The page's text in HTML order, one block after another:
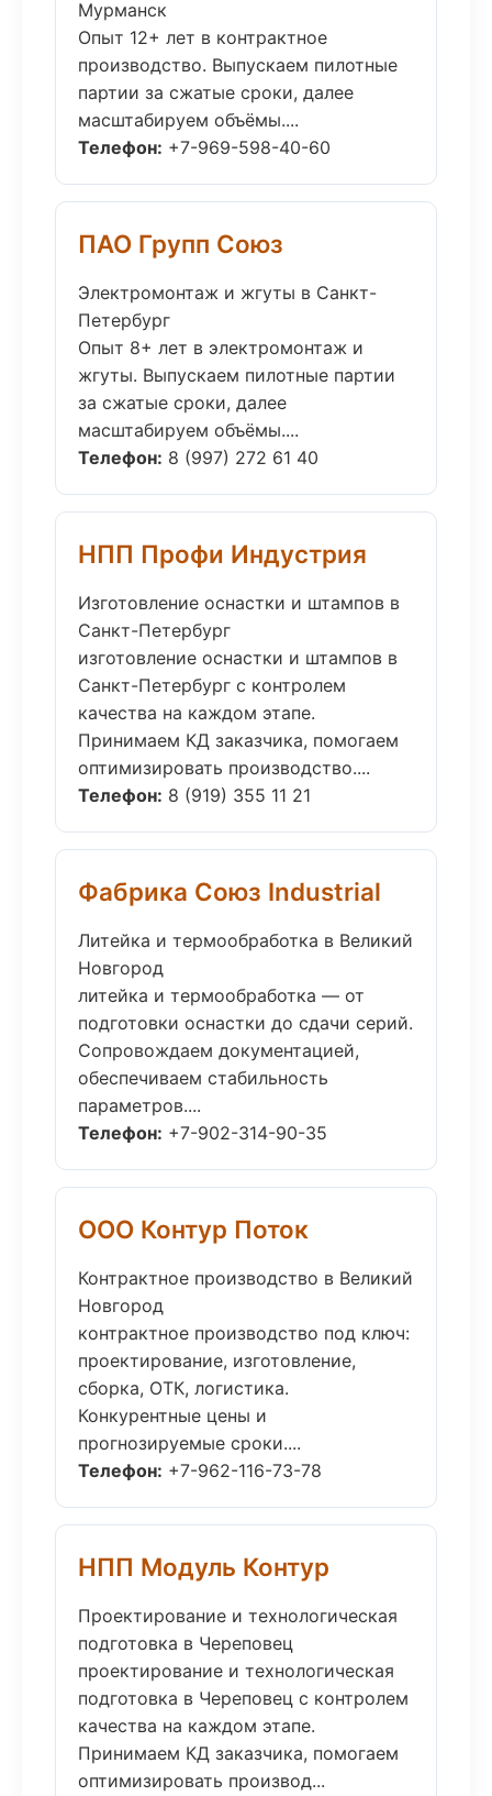
Мурманск
Опыт 12+ лет в контрактное
производство. Выпускаем пилотные
партии за сжатые сроки, далее
масштабируем объёмы....
Телефон: +7-969-598-40-60
ПАО Групп Союз
Электромонтаж и жгуты в Санкт-
Петербург
Опыт 8+ лет в электромонтаж и
жгуты. Выпускаем пилотные партии
за сжатые сроки, далее
масштабируем объёмы....
Телефон: 8 (997) 272 61 40
НПП Профи Индустрия
Изготовление оснастки и штампов в
Санкт-Петербург
изготовление оснастки и штампов в
Санкт-Петербург с контролем
качества на каждом этапе.
Принимаем КД заказчика, помогаем
оптимизировать производство....
Телефон: 8 (919) 355 11 21
Фабрика Союз Industrial
Литейка и термообработка в Великий
Новгород
литейка и термообработка — от
подготовки оснастки до сдачи серий.
Сопровождаем документацией,
обеспечиваем стабильность
параметров....
Телефон: +7-902-314-90-35
ООО Контур Поток
Контрактное производство в Великий
Новгород
контрактное производство под ключ:
проектирование, изготовление,
сборка, ОТК, логистика.
Конкурентные цены и
прогнозируемые сроки....
Телефон: +7-962-116-73-78
НПП Модуль Контур
Проектирование и технологическая
подготовка в Череповец
проектирование и технологическая
подготовка в Череповец с контролем
качества на каждом этапе.
Принимаем КД заказчика, помогаем
оптимизировать производ...